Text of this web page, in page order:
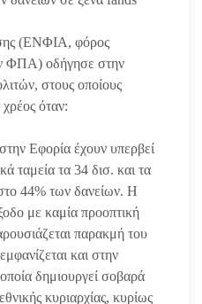
(ΕΝΦΙΑ, φόρος
ΦΠΑ) οδήγησε στην
στους οποίους
όταν:
Εφορία έχουν υπερβεί
ταμεία τα 34 δισ. και τα
44% των δανείων. Η
με καμία προοπτική
παρακμή του
και στην
δημιουργεί σοβαρά
κυριαρχίας, κυρίως